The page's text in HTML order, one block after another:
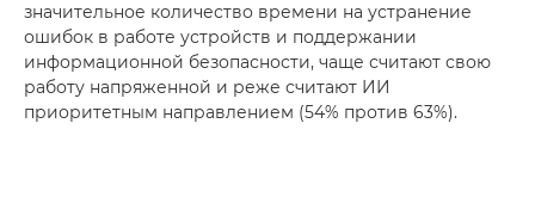
значительное количество времени на устранение
ошибок в работе устройств и поддержании
информационной безопасности, чаще считают свою
работу напряженной и реже считают ИИ
приоритетным направлением (54% против 63%).